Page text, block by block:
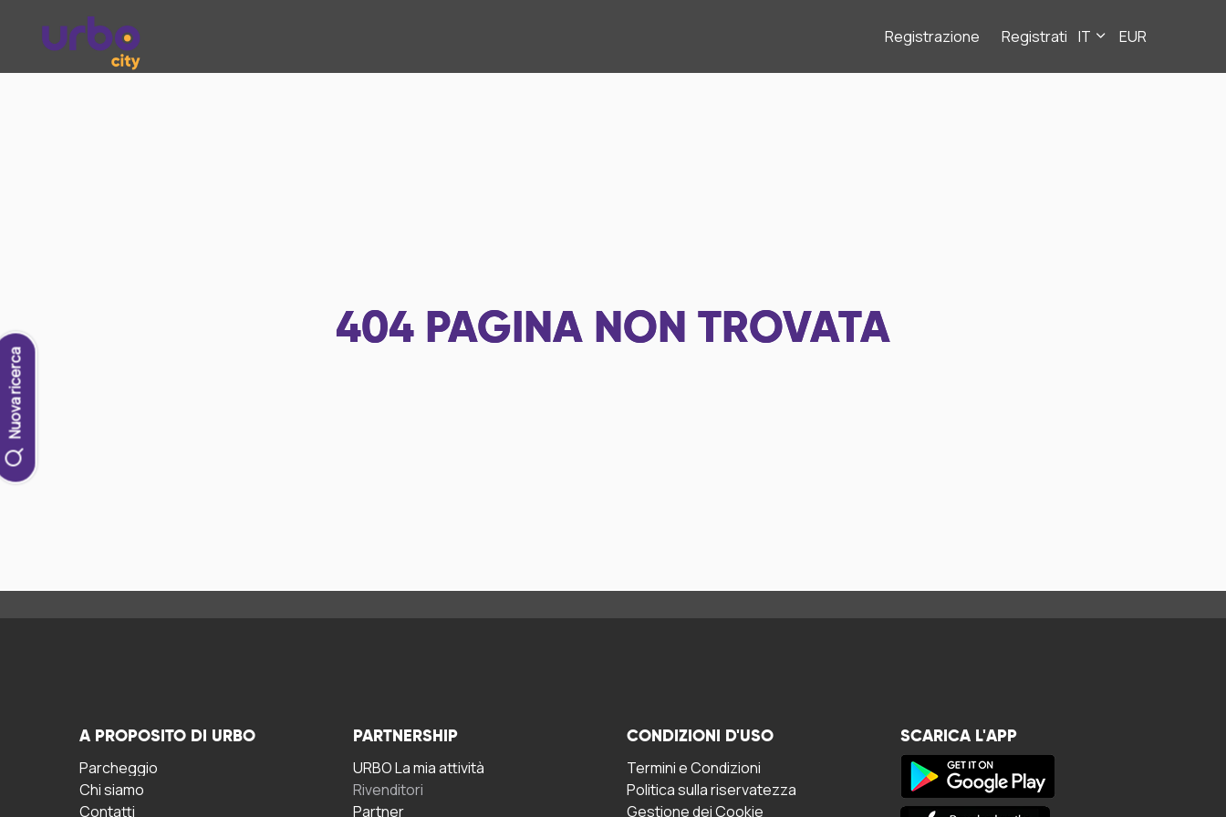
Registrazione Registrati IT EUR
Nuova ricerca
404 PAGINA NON TROVATA
A PROPOSITO DI URBO
Parcheggio
Chi siamo
Contatti
PARTNERSHIP
URBO La mia attività
Rivenditori
Partner
CONDIZIONI D'USO
Termini e Condizioni
Politica sulla riservatezza
Gestione dei Cookie
SCARICA L'APP